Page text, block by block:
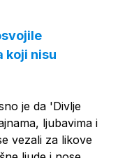
koji nisu
je da 'Divlje
ljubavima i
vezali za likove